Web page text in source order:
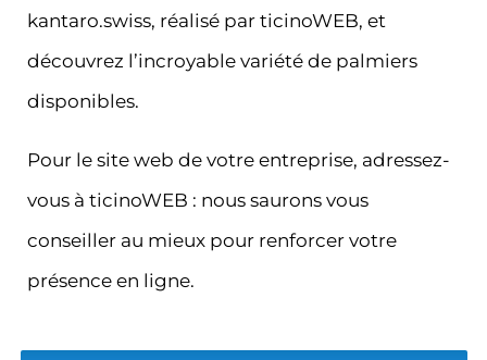
kantaro.swiss, réalisé par ticinoWEB, et
découvrez l’incroyable variété de palmiers
disponibles.
Pour le site web de votre entreprise, adressez-
vous à ticinoWEB : nous saurons vous
conseiller au mieux pour renforcer votre
présence en ligne.